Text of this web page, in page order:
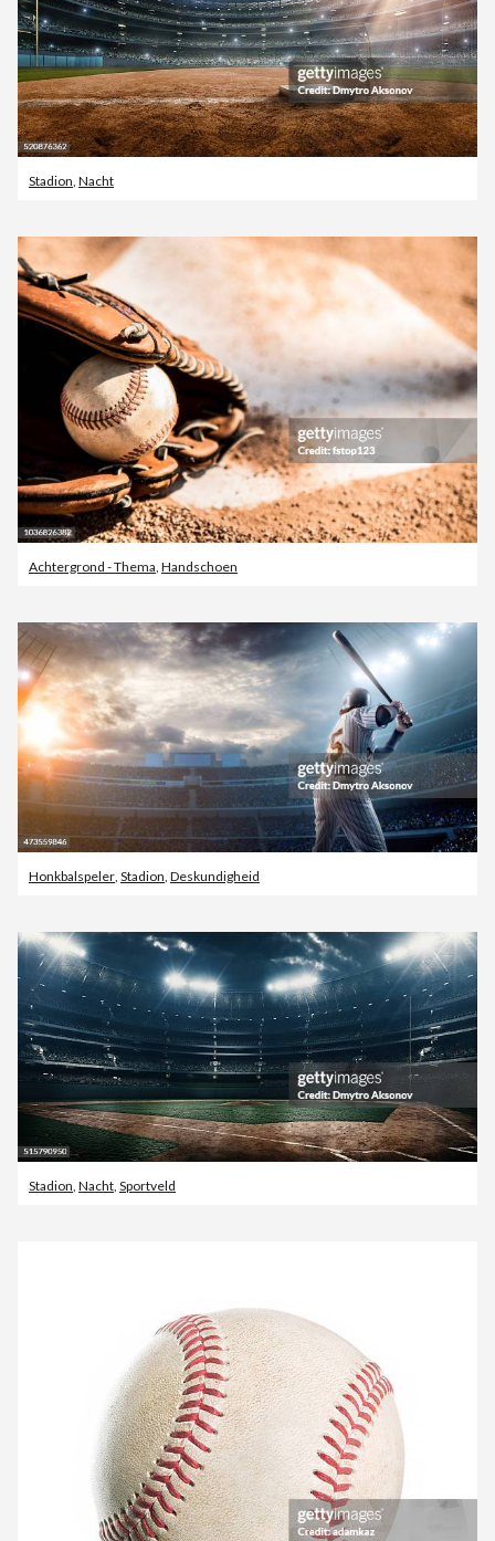
Stadion Nacht
Achtergrond - Thema, Handschoen
Honkbalspeler, Stadion, Deskundigheid
Stadion, Nacht, Sportveld